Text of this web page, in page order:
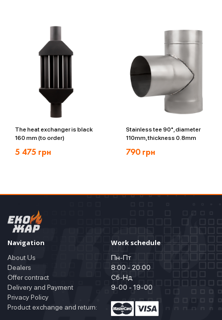
The heat exchanger is black
160 mm (to order)
5 475 грн
Stainless tee 90°, diameter
110mm, thickness 0.8mm
790грн
Navigation
About Us
Dealers
Offer contract
Delivery and Payment
Privacy Policy
Product exchange and return:
Work schedule
Пн-Пт
8:00 - 20:00
Сб-Нд
9-00 - 19-00